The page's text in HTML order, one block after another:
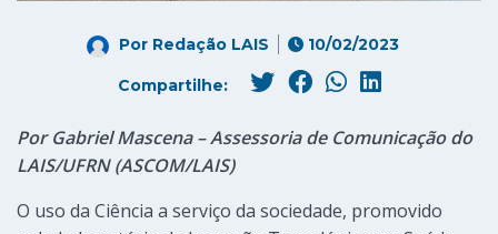
Por Redação LAIS 10/02/2023
Compartilhe:
Por Gabriel Mascena – Assessoria de Comunicação do
LAIS/UFRN (ASCOM/LAIS)
O uso da Ciência a serviço da sociedade, promovido